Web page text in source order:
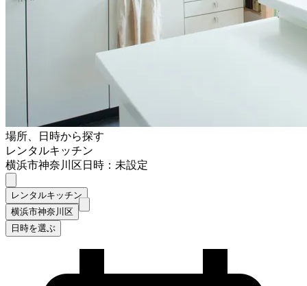
場所、日時から探す
レンタルキッチン
横浜市神奈川区日時：未設定
レンタルキッチン
横浜市神奈川区
日時を選ぶ